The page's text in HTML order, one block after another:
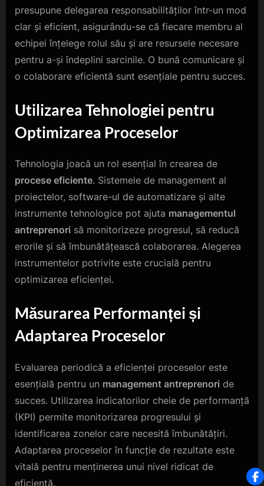
presupune delegarea responsabilităților într-un mod
clar și eficient, asigurându-se că fiecare membru al
echipei înțelege rolul său și are resursele necesare
pentru a-și îndeplini sarcinile. O bună comunicare și
o colaborare eficientă sunt esențiale pentru succes.
Utilizarea Tehnologiei pentru
Optimizarea Proceselor
Tehnologia joacă un rol esențial în crearea de
procese eficiente. Sistemele de management al
proiectelor, software-ul de automatizare și alte
instrumente tehnologice pot ajuta managementul
antreprenori să monitorizeze progresul, să reducă
erorile și să îmbunătățească colaborarea. Alegerea
instrumentelor potrivite este crucială pentru
optimizarea eficienței.
Măsurarea Performanței și
Adaptarea Proceselor
Evaluarea periodică a eficienței proceselor este
esențială pentru un management antreprenori de
succes. Utilizarea indicatorilor cheie de performanță
(KPI) permite monitorizarea progresului și
identificarea zonelor care necesită îmbunătățiri.
Adaptarea proceselor în funcție de rezultate este
vitală pentru menținerea unui nivel ridicat de
eficiență.